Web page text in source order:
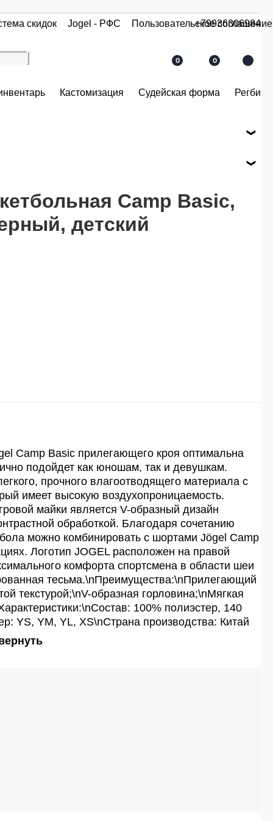
скидок Jogel - РФС Пользовательское соглашение
+79936306984
0 0
Кастомизация Судейская форма
Регби
по розничной цене
Camp Basic,
детский
Camp Basic прилегающего кроя оптимальна
подойдет как юношам, так и девушкам.
прочного влагоотводящего материала с
имеет высокую воздухопроницаемость.
майки является V-образный дизайн
обработкой. Благодаря сочетанию
можно комбинировать с шортами Jögel Camp
Логотип JOGEL расположен на правой
комфорта спортсмена в области шеи
тесьма.\nПреимущества:\nПрилегающий
текстурой;\nV-образная горловина;\nМягкая
100% полиэстер, 140
YS, YM, YL, XS\nСтрана производства: Китай